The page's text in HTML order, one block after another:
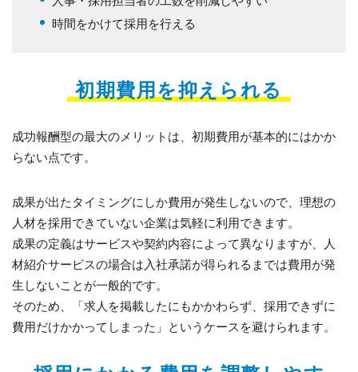
時間をかけて採用を行える
初期費用を抑えられる
成功報酬型の最大のメリットは、初期費用が基本的にはかか
らない点です。
成果が出たタイミングにしか費用が発生しないので、理想の
人材を採用できていない企業は気軽に利用できます。
成果の定義はサービスや契約内容によって異なりますが、人
材紹介サービスの場合は入社承諾が得られるまでは費用が発
生しないことが一般的です。
そのため、「求人を掲載したにもかかわらず、採用できずに
費用だけかかってしまった」というケースを避けられます。